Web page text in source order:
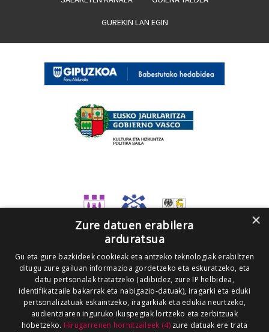
GUREKIN LAN EGIN
×
Zure datuen erabilera
arduratsua
Gu eta gure bazkideek cookieak eta antzeko teknologiak erabiltzen
ditugu zure gailuan informazioa gordetzeko eta eskuratzeko, eta
datu pertsonalak tratatzeko (adibidez, zure IP helbidea,
identifikatzaile bakarrak eta nabigazio-datuak), iragarki eta eduki
pertsonalizatuak eskaintzeko, iragarkiak eta edukia neurtzeko,
audientziaren inguruko ikuspegiak lortzeko eta zerbitzuak
hobetzeko. Hirugarrenen hornitzaileek (4)zure datuak ere trata